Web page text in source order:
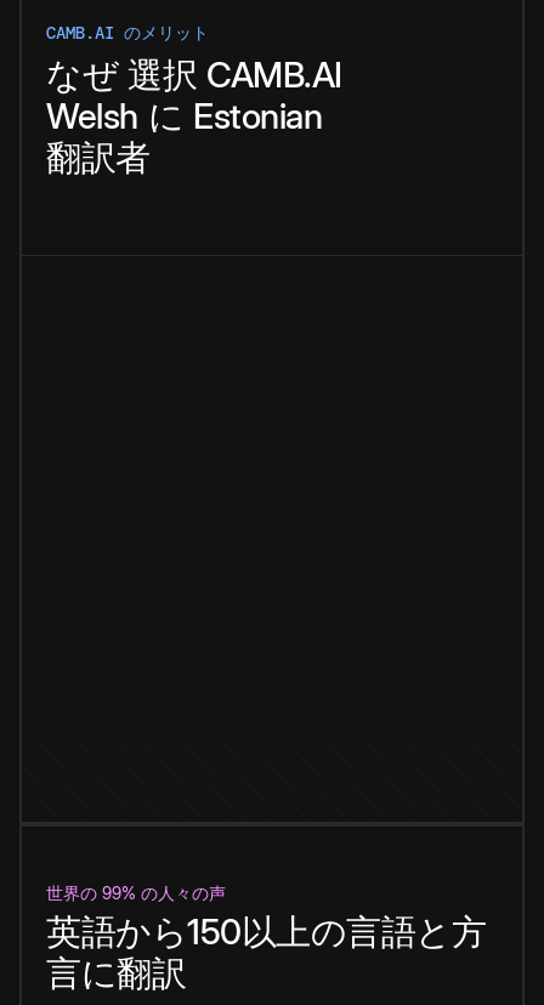
CAMB.AI のメリット
なぜ 選択 CAMB.AI
Welsh に Estonian
翻訳者
世界の 99% の人々の声
英語から150以上の言語と方
言に翻訳